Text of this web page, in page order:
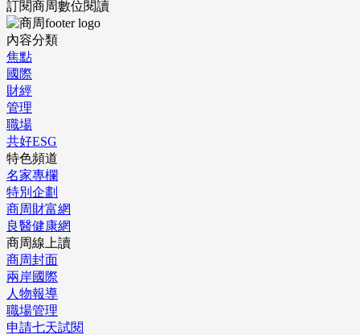
訂閱商周數位閱讀
內容分類
焦點
國際
財經
管理
職場
共好ESG
特色頻道
名家專欄
特別企劃
商周財富網
良醫健康網
商周線上讀
商周封面
兩岸國際
人物報導
職場管理
申請七天試閱